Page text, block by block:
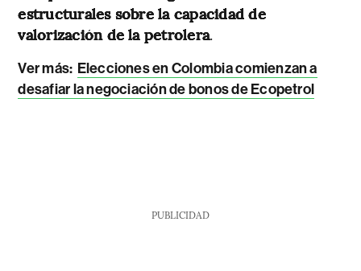
estructurales sobre la capacidad de
valorización de la petrolera.
Ver más: Elecciones en Colombia comienzan a
desafiar la negociación de bonos de Ecopetrol
PUBLICIDAD